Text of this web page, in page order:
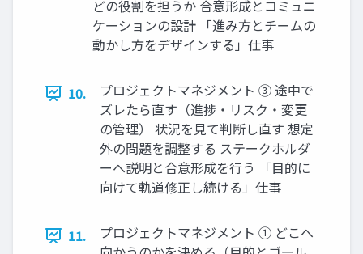
どの役割を担うか 合意形成とコミュニ
ケーションの設計 「進み方とチームの
動かし方をデザインする」仕事
10.
プロジェクトマネジメント ③ 途中で
ズレたら直す（進捗・リスク・変更
の管理） 状況を見て判断し直す 想定
外の問題を調整する ステークホルダ
ーへ説明と合意形成を行う 「目的に
向けて軌道修正し続ける」仕事
11.
プロジェクトマネジメント ① どこへ